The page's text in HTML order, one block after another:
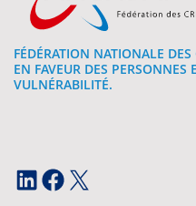
FÉDÉRATION NATIONALE DES
EN FAVEUR DES PERSONNES
VULNÉRABILITÉ.
LinkedIn Facebook X